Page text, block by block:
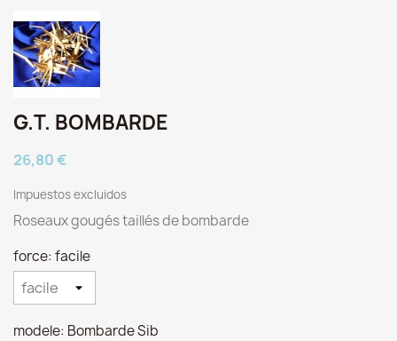
G.T. BOMBARDE
26,80 €
Impuestos excluidos
Roseaux gougés taillés de bombarde
force: facile
modele: Bombarde Sib